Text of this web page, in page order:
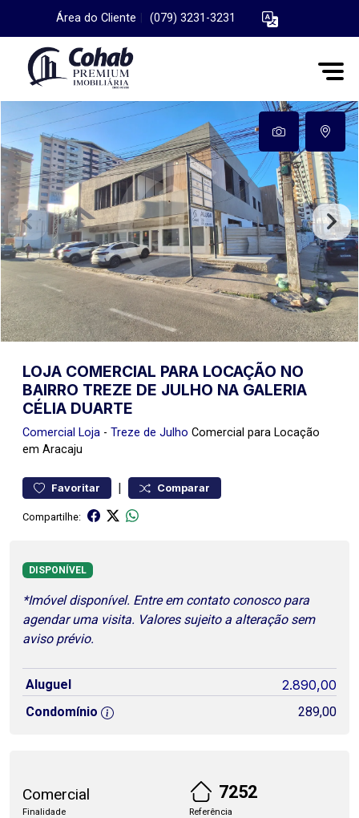
Área do Cliente (079) 3231-3231
LOJA COMERCIAL PARA LOCAÇÃO NO
BAIRRO TREZE DE JULHO NA GALERIA
CÉLIA DUARTE
Comercial Loja - Treze de Julho Comercial para Locação
em Aracaju
Favoritar | Comparar
Compartilhe:
DISPONÍVEL
*Imóvel disponível. Entre em contato conosco para
agendar uma visita. Valores sujeito a alteração sem
aviso prévio.
Aluguel 2.890,00
Condomínio 289,00
Comercial
Finalidade
7252
Referência